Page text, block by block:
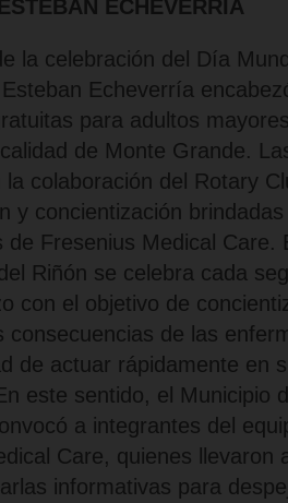
ECHEVERRIA
la celebración del Día
Echeverría
para adultos
de Monte Grande.
la colaboración del Rotary
y concientización
de Fresenius Medical Care.
Riñón se celebra cada
con el objetivo de
consecuencias de las
de actuar rápidamente en
este sentido, el Municipio
a integrantes del
Care, quienes llevaron
informativas para